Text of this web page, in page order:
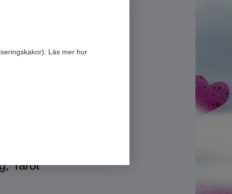
Läs mer hur
Tarot